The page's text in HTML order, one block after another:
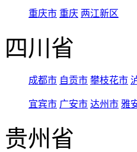
重庆市 重庆 两江新区
四川省
成都市 自贡市 攀枝花市
宜宾市 广安市 达州市 雅
贵州省